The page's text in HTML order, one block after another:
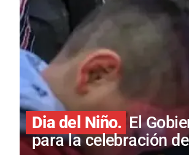
Dia del Niño. El
para la celebración